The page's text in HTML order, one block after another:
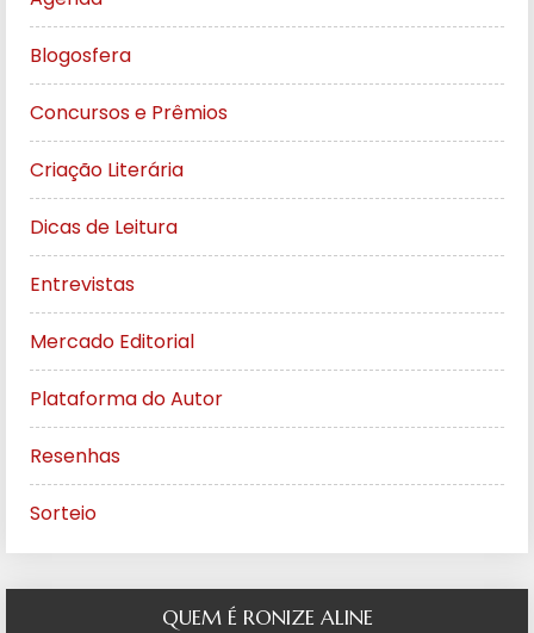
Blogosfera
Concursos e Prêmios
Criação Literária
Dicas de Leitura
Entrevistas
Mercado Editorial
Plataforma do Autor
Resenhas
Sorteio
QUEM É RONIZE ALINE